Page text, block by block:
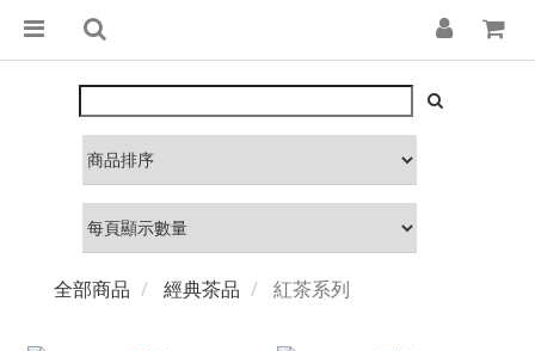
全部商品 經典茶品 紅茶系列